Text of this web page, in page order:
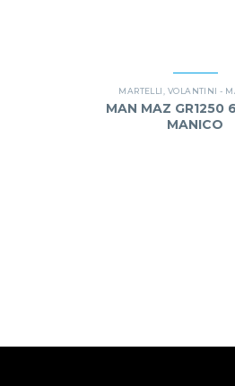
MARTELLI VOLANTINI -
MAN MAZ GR1250
MANICO